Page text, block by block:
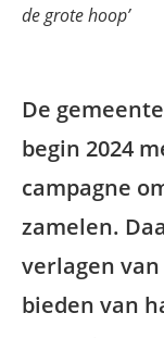
de grote hoop’
De
begin 2024
campagne
zamelen.
verlagen
bieden van